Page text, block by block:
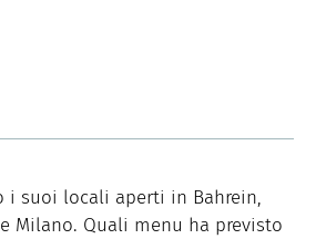
i suoi locali aperti in Bahrein,
Milano. Quali menu ha previsto